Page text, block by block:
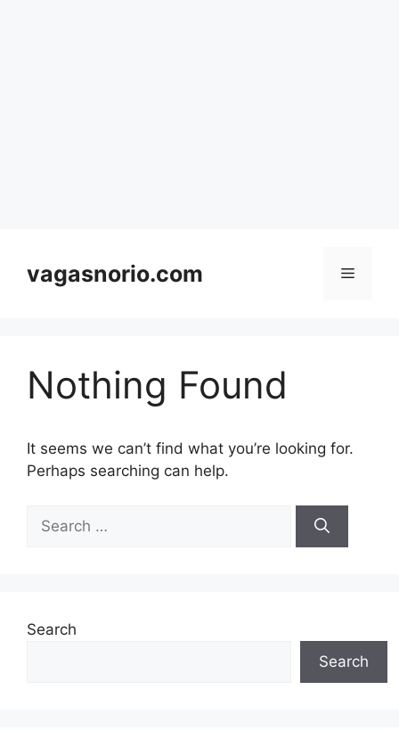
vagasnorio.com Menu
Nothing Found
It seems we can’t find what you’re looking for.
Perhaps searching can help.
for:
Search
Search